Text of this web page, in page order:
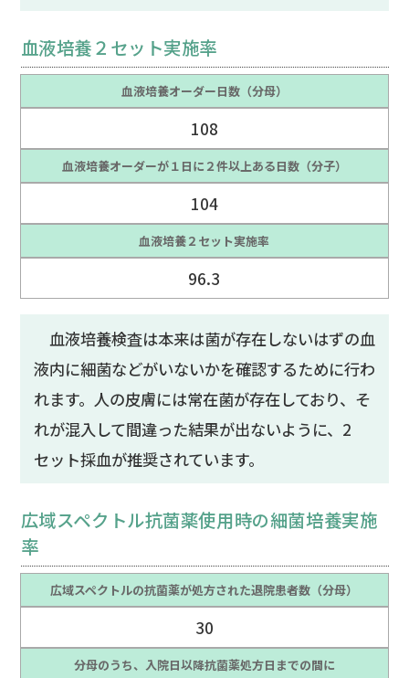
血液培養２セット実施率
血液培養オーダー日数（分母）
108
血液培養オーダーが１日に２件以上ある日数（分子）
104
血液培養２セット実施率
96.3
血液培養検査は本来は菌が存在しないはずの血
液内に細菌などがいないかを確認するために行わ
れます。人の皮膚には常在菌が存在しており、そ
れが混入して間違った結果が出ないように、2
セット採血が推奨されています。
広域スペクトル抗菌薬使用時の細菌培養実施
率
広域スペクトルの抗菌薬が処方された退院患者数（分母）
30
分母のうち、入院日以降抗菌薬処方日までの間に